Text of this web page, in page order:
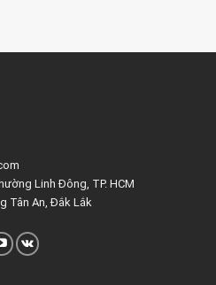
Linh Đông, TP. HCM
Tân An, Đắk Lắk